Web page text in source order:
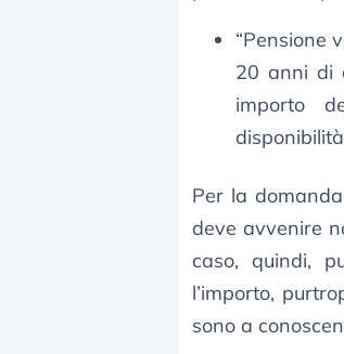
“Pensione
20 anni di
importo
Per la
deve avvenire
caso, quindi,
l’importo,
sono a